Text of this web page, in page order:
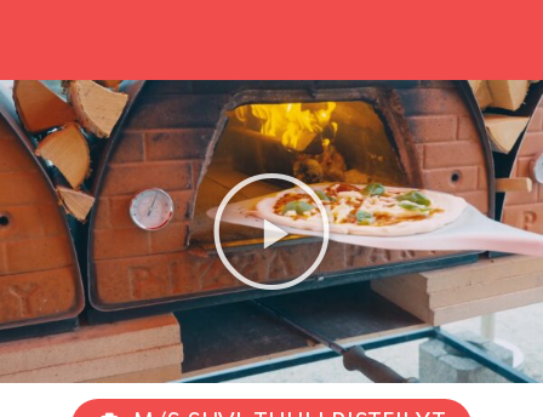
M/S SUVI-TUULI RISTEILYT
PÄÄSYLIPUT